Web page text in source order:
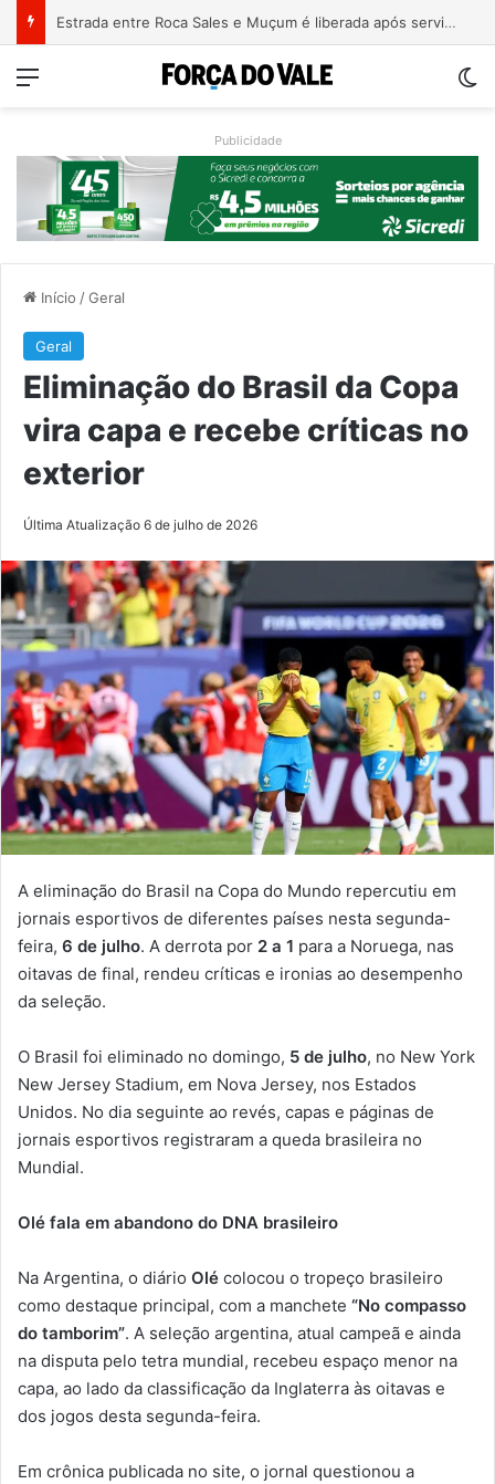
Estrada entre Roca Sales e Muçum é liberada após serviços de manutenção
Menu
Publicidade
Início /Geral
Geral
Eliminação do Brasil da Copa
vira capa e recebe críticas no
exterior
Última Atualização 6 de julho de 2026
A eliminação do Brasil na Copa do Mundo repercutiu em
jornais esportivos de diferentes países nesta segunda-
feira, 6 de julho. A derrota por 2 a 1 para a Noruega, nas
oitavas de final, rendeu críticas e ironias ao desempenho
da seleção.
O Brasil foi eliminado no domingo, 5 de julho, no New York
New Jersey Stadium, em Nova Jersey, nos Estados
Unidos. No dia seguinte ao revés, capas e páginas de
jornais esportivos registraram a queda brasileira no
Mundial.
Olé fala em abandono do DNA brasileiro
Na Argentina, o diário Olé colocou o tropeço brasileiro
como destaque principal, com a manchete “No compasso
do tamborim”. A seleção argentina, atual campeã e ainda
na disputa pelo tetra mundial, recebeu espaço menor na
capa, ao lado da classificação da Inglaterra às oitavas e
dos jogos desta segunda-feira.
Em crônica publicada no site, o jornal questionou a